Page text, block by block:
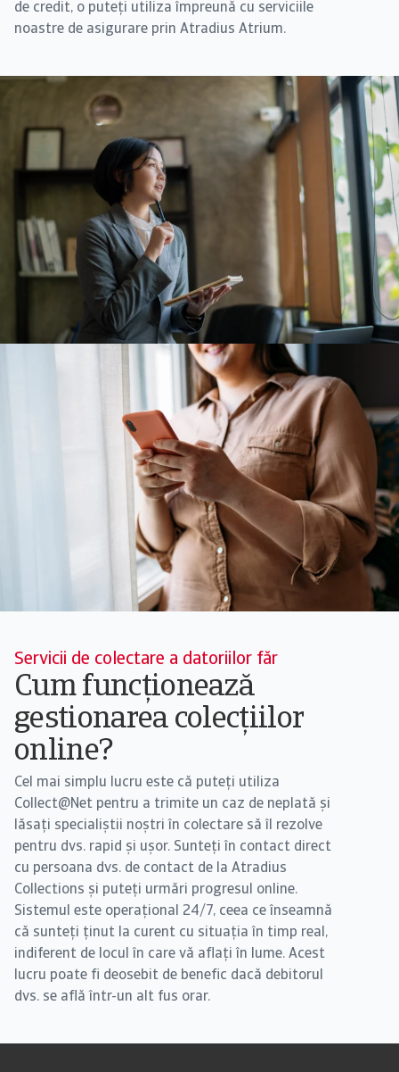
de credit, o puteți utiliza împreună cu serviciile
noastre de asigurare prin Atradius Atrium.
Servicii de colectare a datoriilor făr
Cum funcționează
gestionarea colecțiilor
online?
Cel mai simplu lucru este că puteți utiliza
Collect@Net pentru a trimite un caz de neplată și
lăsați specialiștii noștri în colectare să îl rezolve
pentru dvs. rapid și ușor. Sunteți în contact direct
cu persoana dvs. de contact de la Atradius
Collections și puteți urmări progresul online.
Sistemul este operațional 24/7, ceea ce înseamnă
că sunteți ținut la curent cu situația în timp real,
indiferent de locul în care vă aflați în lume. Acest
lucru poate fi deosebit de benefic dacă debitorul
dvs. se află într-un alt fus orar.